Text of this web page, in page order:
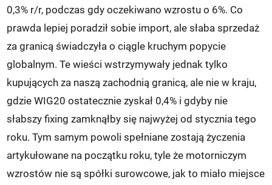
0,3% r/r, podczas gdy oczekiwano wzrostu o 6%. Co
prawda lepiej poradził sobie import, ale słaba sprzedaż
za granicą świadczyła o ciągle kruchym popycie
globalnym. Te wieści wstrzymywały jednak tylko
kupujących za naszą zachodnią granicą, ale nie w kraju,
gdzie WIG20 ostatecznie zyskał 0,4% i gdyby nie
słabszy fixing zamknąłby się najwyżej od stycznia tego
roku. Tym samym powoli spełniane zostają życzenia
artykułowane na początku roku, tyle że motorniczym
wzrostów nie są spółki surowcowe, jak to miało miejsce